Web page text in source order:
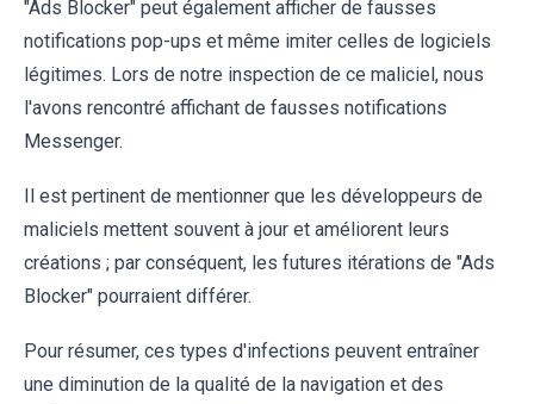
"Ads Blocker" peut également afficher de fausses
notifications pop-ups et même imiter celles de logiciels
légitimes. Lors de notre inspection de ce maliciel, nous
l'avons rencontré affichant de fausses notifications
Messenger.
Il est pertinent de mentionner que les développeurs de
maliciels mettent souvent à jour et améliorent leurs
créations ; par conséquent, les futures itérations de "Ads
Blocker" pourraient différer.
Pour résumer, ces types d'infections peuvent entraîner
une diminution de la qualité de la navigation et des